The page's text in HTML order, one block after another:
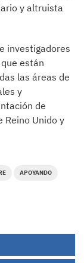
y altruista
investigadores
están
las áreas de
y
de
Reino Unido y
APOYANDO